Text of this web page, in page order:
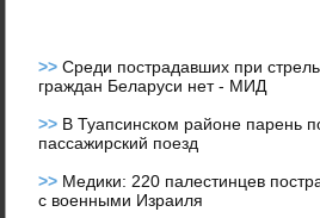
>>Среди пострадавших при
граждан Беларуси нет - МИД
>> В Туапсинском районе парень
пассажирский поезд
>> Медики: 220 палестинцев
с военными Израиля